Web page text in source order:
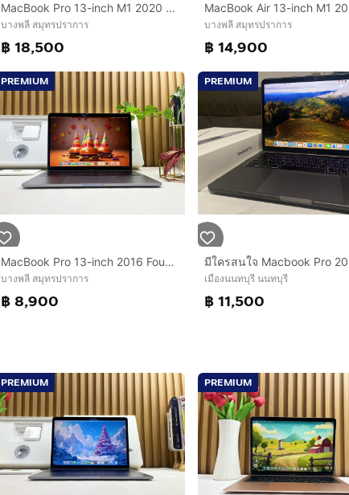
MacBook Pro 13-inch M1 2020 Ram8GB SSD512GB Silver
บางพลี สมุทรปราการ
฿ 18,500
บางพลี สมุทรปราการ
฿ 14,900
PREMIUM
MacBook Pro 13-inch 2016 Four Thunderbolt 3Ports Ram8GB SSD256GB SpaceGray
บางพลี สมุทรปราการ
฿ 8,900
PREMIUM
เมืองนนทบุรี นนทบุรี
฿ 11,500
PREMIUM PREMIUM